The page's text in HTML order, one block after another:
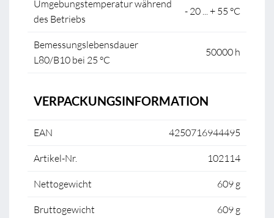
Umgebungstemperatur während
des Betriebs
- 20 ... + 55 °C
Bemessungslebensdauer
L80/B10 bei 25 °C
50000 h
VERPACKUNGSINFORMATION
EAN 4250716944495
Artikel-Nr. 102114
Nettogewicht 609 g
Bruttogewicht 609 g